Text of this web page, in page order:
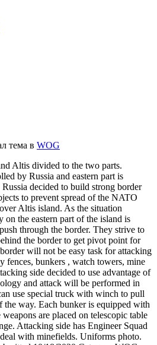
тема в WOG
Altis divided to the two parts.
by Russia and eastern part is
decided to build strong border
to prevent spread of the NATO
Altis island. As the situation
on the eastern part of the island is
through the border. They strive to
the border to get pivot point for
will not be easy task for attacking
fences, bunkers , watch towers, mine
side decided to use advantage of
and attack will be performed in
use special truck with winch to pull
the way. Each bunker is equipped with
are placed on telescopic table
Attacking side has Engineer Squad
with minefields. Uniforms photo.